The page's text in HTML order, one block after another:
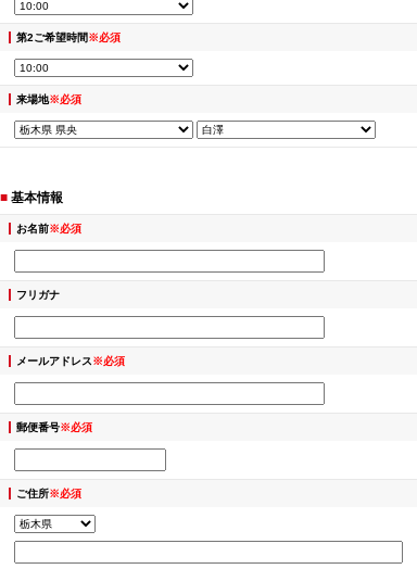
第2ご希望時間※必須
来場地※必須
■ 基本情報
お名前※必須
フリガナ
メールアドレス※必須
郵便番号※必須
ご住所※必須